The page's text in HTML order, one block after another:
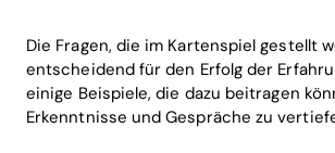
Die Fragen, die im Kartenspiel gestellt
entscheidend für den Erfolg der
einige Beispiele, die dazu beitragen
Erkenntnisse und Gespräche zu